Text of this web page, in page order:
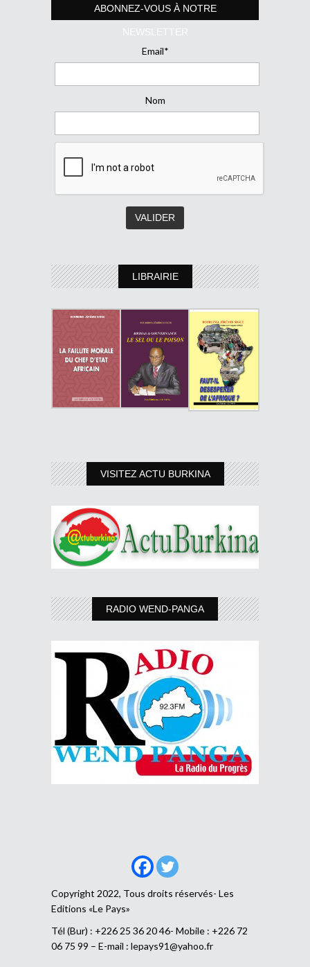
ABONNEZ-VOUS À NOTRE
NEWSLETTER
Email*
Nom
LIBRAIRIE
VISITEZ ACTU BURKINA
RADIO WEND-PANGA
Copyright 2022, Tous droits réservés- Les
Editions «Le Pays»
Tél (Bur) : +226 25 36 20 46- Mobile : +226 72
06 75 99 – E-mail : lepays91@yahoo.fr